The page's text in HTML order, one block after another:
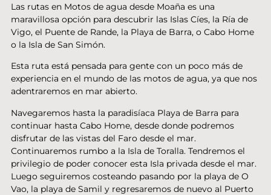
Las rutas en Motos de agua desde Moaña es una
maravillosa opción para descubrir las Islas Cíes, la Ría de
Vigo, el Puente de Rande, la Playa de Barra, o Cabo Home
o la Isla de San Simón.
Esta ruta está pensada para gente con un poco más de
experiencia en el mundo de las motos de agua, ya que nos
adentraremos en mar abierto.
Navegaremos hasta la paradisíaca Playa de Barra para
continuar hasta Cabo Home, desde donde podremos
disfrutar de las vistas del Faro desde el mar.
Continuaremos rumbo a la Isla de Toralla. Tendremos el
privilegio de poder conocer esta Isla privada desde el mar.
Luego seguiremos costeando pasando por la playa de O
Vao, la playa de Samil y regresaremos de nuevo al Puerto